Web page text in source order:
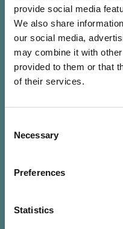
provide social media
We also share
our social media,
may combine it with
provided to them or that
of their services.
Selection
Necessary
Preferences
Statistics
Nincs
megadott
szűrésre